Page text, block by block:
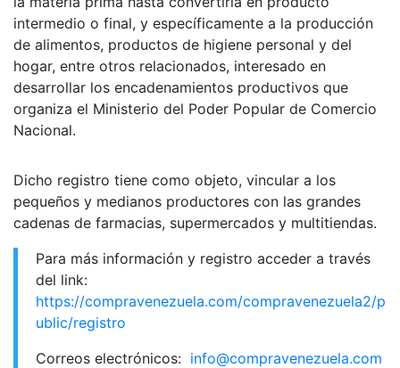
intermedio o final, y específicamente a la producción
de alimentos, productos de higiene personal y del
hogar, entre otros relacionados, interesado en
desarrollar los encadenamientos productivos que
organiza el Ministerio del Poder Popular de Comercio
Nacional.
Dicho registro tiene como objeto, vincular a los
pequeños y medianos productores con las grandes
cadenas de farmacias, supermercados y multitiendas.
Para más información y registro acceder a través
del link:
https://compravenezuela.com/compravenezuela2/p
ublic/registro
Correos electrónicos: info@compravenezuela.com